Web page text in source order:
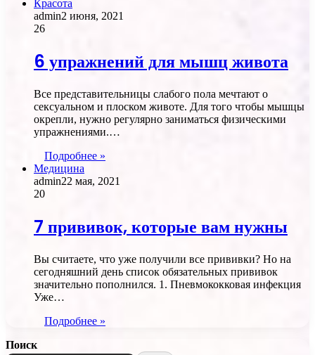
Красота
admin2 июня, 2021
26
6 упражнений для мышц живота
Все представительницы слабого пола мечтают о
сексуальном и плоском животе. Для того чтобы мышцы
окрепли, нужно регулярно заниматься физическими
упражнениями.…
Подробнее »
Медицина
admin22 мая, 2021
20
7 прививок, которые вам нужны
Вы считаете, что уже получили все прививки? Но на
сегодняшний день список обязательных прививок
значительно пополнился. 1. Пневмококковая инфекция
Уже…
Подробнее »
Поиск